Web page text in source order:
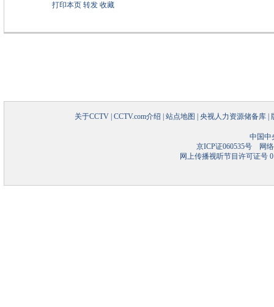
打印本页 转发 收藏
关于CCTV CCTV.com介绍 站点地图 央视人力资源储备库
中国中
京ICP证060535号网络
网上传播视听节目许可证号